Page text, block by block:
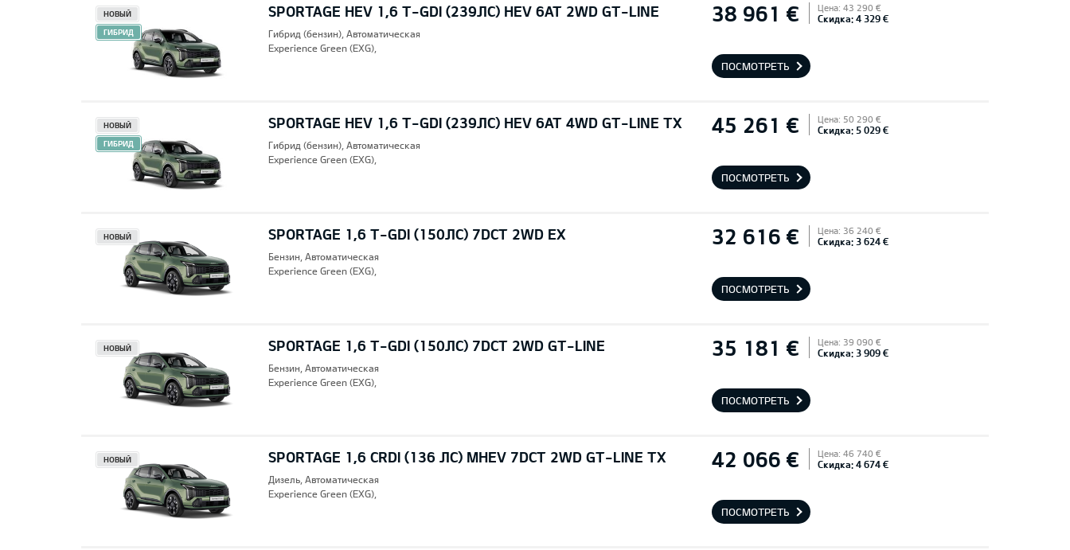
SPORTAGE HEV 1,6 T-GDI (239ЛС) HEV 6AT 2WD GT-LINE 38 961 € Цена: 43 290 €
Скидка: 4 329 €
НОВЫЙ
ГИБРИД
Гибрид (бензин), Автоматическая
Experience Green (EXG),
ПОСМОТРЕТЬ
SPORTAGE HEV 1,6 T-GDI (239ЛС) HEV 6AT 4WD GT-LINE TX 45 261 € Цена: 50 290 €
Скидка: 5 029 €
НОВЫЙ
ГИБРИД
Гибрид (бензин), Автоматическая
Experience Green (EXG),
ПОСМОТРЕТЬ
SPORTAGE 1,6 T-GDI (150ЛС) 7DCT 2WD EX 32 616 € Цена: 36 240 €
Скидка: 3 624 €
НОВЫЙ
Бензин, Автоматическая
Experience Green (EXG),
ПОСМОТРЕТЬ
SPORTAGE 1,6 T-GDI (150ЛС) 7DCT 2WD GT-LINE 35 181 € Цена: 39 090 €
Скидка: 3 909 €
НОВЫЙ
Бензин, Автоматическая
Experience Green (EXG),
ПОСМОТРЕТЬ
SPORTAGE 1,6 CRDI (136 ЛС) MHEV 7DCT 2WD GT-LINE TX 42 066 € Цена: 46 740 €
Скидка: 4 674 €
НОВЫЙ
Дизель, Автоматическая
Experience Green (EXG),
ПОСМОТРЕТЬ